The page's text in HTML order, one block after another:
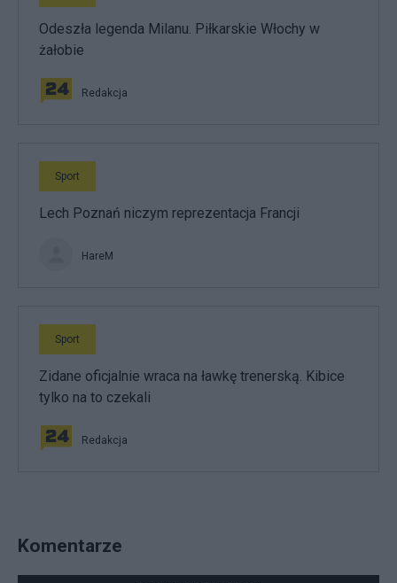
Odeszła legenda Milanu. Piłkarskie Włochy w
żałobie
Redakcja
Sport
Lech Poznań niczym reprezentacja Francji
HareM
Sport
Zidane oficjalnie wraca na ławkę trenerską. Kibice
tylko na to czekali
Redakcja
Komentarze